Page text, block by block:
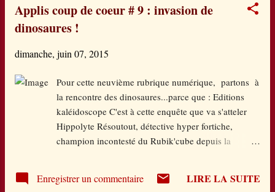
vont trop vite, beaucoup d'odeurs différentes.
environnement qui lui fait si peur. Un jour, il
mouvements d'un cirque qui s'installe sur la
place, en bas de son immeuble. Une petite fille
qui joue au cerf-volant lui demande alors de
l'aider pour décoincer son jouet, prisonnier
dans un arbre : "Tu grimpes drôlement bien
Applis coup de coeur # 9 : invasion de
dinosaures !
dimanche, juin 07, 2015
Pour cette neuvième rubrique numérique, partons à
la rencontre des dinosaures...parce que : Editions
kaléidoscope C'est à cette enquête que va s'atteler
Hippolyte Résoutout, détective hyper fortiche,
champion incontesté du Rubik'cube depuis la
Gladys, file pour résoudre ce mystère... Voici un
Enregistrer un commentaire LIRE LA SUITE